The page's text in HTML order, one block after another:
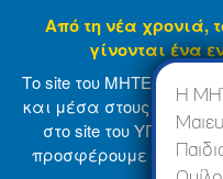
© 2007-2024 ΜΗΤΕΡΑ Α.Ε
Η
Από τη νέα χρονιά,
γίνονται ένα
Το site του ΜΗΤΕΡΑ
και μέσα στους
στο site του ΥΓΕΙΑ (
προσφέρουμε μια πιο